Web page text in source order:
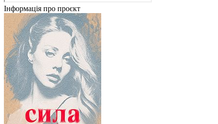
Інформація про проєкт